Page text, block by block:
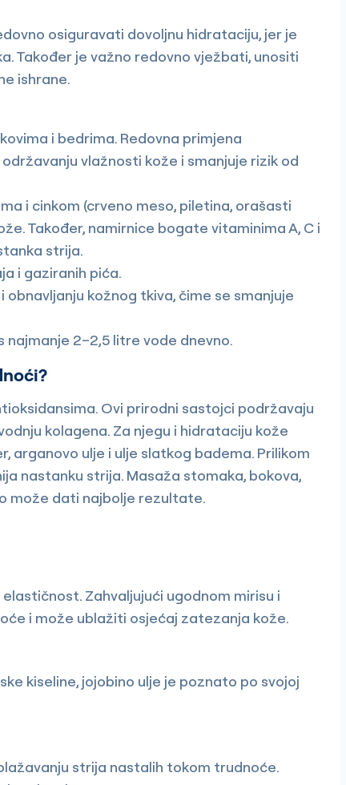
osiguravati dovoljnu hidrataciju, jer je
Također je važno redovno vježbati, unositi
ishrane.
i bedrima. Redovna primjena
vlažnosti kože i smanjuje rizik od
i cinkom (crveno meso, piletina, orašasti
Također, namirnice bogate vitaminima A, C i
strija.
i gaziranih pića.
kožnog tkiva, čime se smanjuje
2–2,5 litre vode dnevno.
Ovi prirodni sastojci podržavaju
kolagena. Za njegu i hidrataciju kože
arganovo ulje i ulje slatkog badema. Prilikom
nastanku strija. Masaža stomaka, bokova,
može dati najbolje rezultate.
Zahvaljujući ugodnom mirisu i
i može ublažiti osjećaj zatezanja kože.
kiseline, jojobino ulje je poznato po svojoj
strija nastalih tokom trudnoće.